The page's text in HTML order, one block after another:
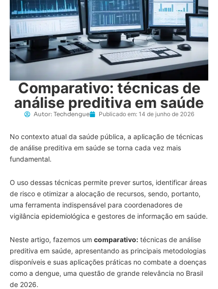
Comparativo: técnicas de
análise preditiva em saúde
Autor:Techdengue Publicado em: 14 de junho de 2026
No contexto atual da saúde pública, a aplicação de técnicas
de análise preditiva em saúde se torna cada vez mais
fundamental.
O uso dessas técnicas permite prever surtos, identificar áreas
de risco e otimizar a alocação de recursos, sendo, portanto,
uma ferramenta indispensável para coordenadores de
vigilância epidemiológica e gestores de informação em saúde.
Neste artigo, fazemos um comparativo: técnicas de análise
preditiva em saúde, apresentando as principais metodologias
disponíveis e suas aplicações práticas no combate a doenças
como a dengue, uma questão de grande relevância no Brasil
de 2026.